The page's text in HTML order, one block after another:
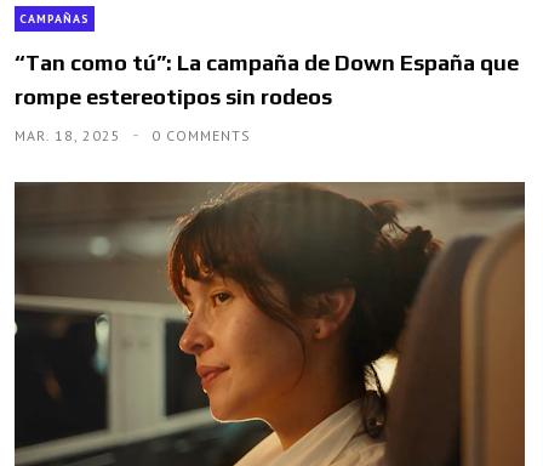
CAMPAÑAS
“Tan como tú”: La campaña de Down España que
rompe estereotipos sin rodeos
MAR. 18, 2025 0 COMMENTS